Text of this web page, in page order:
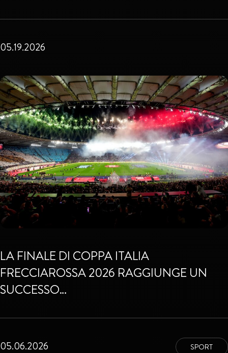
05.19.2026
LA FINALE DI COPPA ITALIA
FRECCIAROSSA 2026 RAGGIUNGE UN
SUCCESSO…
SPORT
05.06.2026